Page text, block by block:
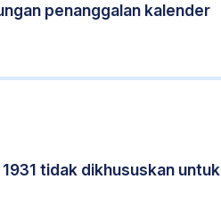
penanggalan kalender
tidak dikhususkan untuk